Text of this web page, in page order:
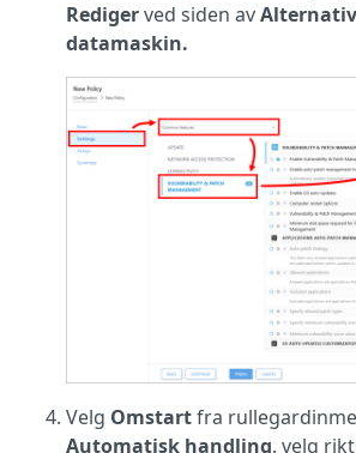
Redigerved siden av
datamaskin.
Velg Omstartfra
Automatisk handling, velg